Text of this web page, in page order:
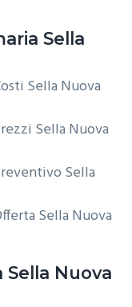
Sella
Sella Nuova
Sella Nuova
Sella
Sella Nuova
Sella Nuova